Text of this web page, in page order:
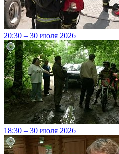
20:30 – 30 июля 2026
18:30 – 30 июля 2026